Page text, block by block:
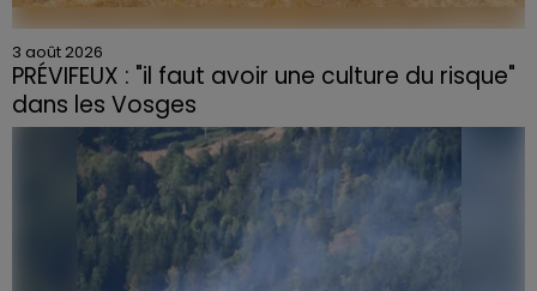
3 août 2026
PRÉVIFEUX : "il faut avoir une culture du risque"
dans les Vosges